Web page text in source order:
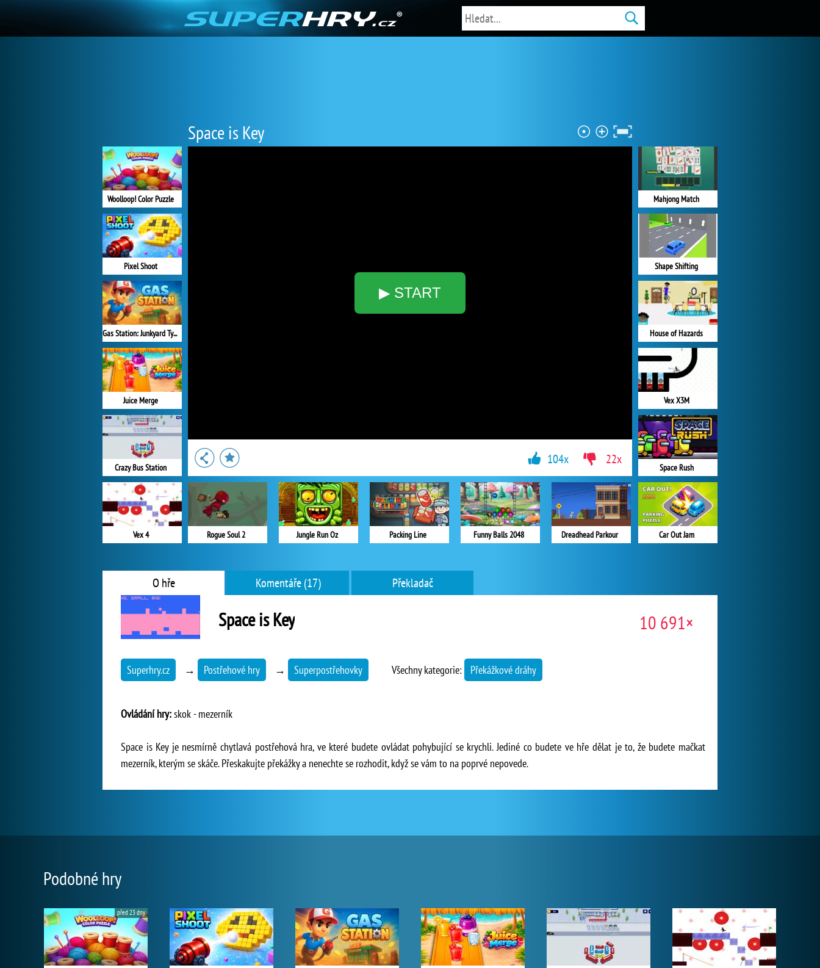
Space is Key
▶ START
Woolloop! Color Puzzle
Pixel Shoot
Gas Station: Junkyard Tycoon
Juice Merge
Crazy Bus Station
Vex 4
Mahjong Match
Shape Shifting
House of Hazards
Vex X3M
Space Rush
Car Out Jam
Rogue Soul 2 Jungle Run Oz Packing Line Funny Balls 2048 Dreadhead Parkour
104x 22x
O hře Komentáře (17) Překladač
Space is Key 10 691×
Superhry.cz → Postřehové hry → Superpostřehovky Všechny kategorie: Překážkové dráhy
Ovládání hry:skok - mezerník
Space is Key je nesmírně chytlavá postřehová hra, ve které budete ovládat pohybující se krychli. Jediné co budete ve hře dělat je to, že budete mačkat
mezerník, kterým se skáče. Přeskakujte překážky a nenechte se rozhodit, když se vám to na poprvé nepovede.
Podobné hry
před 23 dny